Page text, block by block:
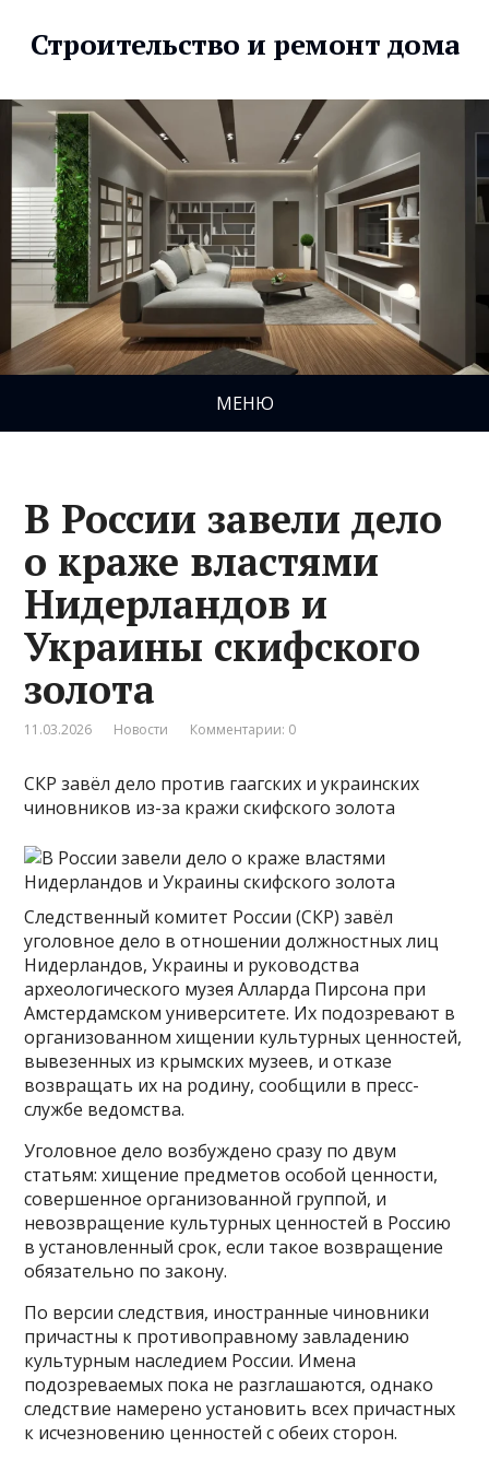
Строительство и ремонт дома
МЕНЮ
В России завели дело
о краже властями
Нидерландов и
Украины скифского
золота
11.03.2026 Новости Комментарии: 0
СКР завёл дело против гаагских и украинских
чиновников из-за кражи скифского золота
Следственный комитет России (СКР) завёл
уголовное дело в отношении должностных лиц
Нидерландов, Украины и руководства
археологического музея Алларда Пирсона при
Амстердамском университете. Их подозревают в
организованном хищении культурных ценностей,
вывезенных из крымских музеев, и отказе
возвращать их на родину, сообщили в пресс-
службе ведомства.
Уголовное дело возбуждено сразу по двум
статьям: хищение предметов особой ценности,
совершенное организованной группой, и
невозвращение культурных ценностей в Россию
в установленный срок, если такое возвращение
обязательно по закону.
По версии следствия, иностранные чиновники
причастны к противоправному завладению
культурным наследием России. Имена
подозреваемых пока не разглашаются, однако
следствие намерено установить всех причастных
к исчезновению ценностей с обеих сторон.